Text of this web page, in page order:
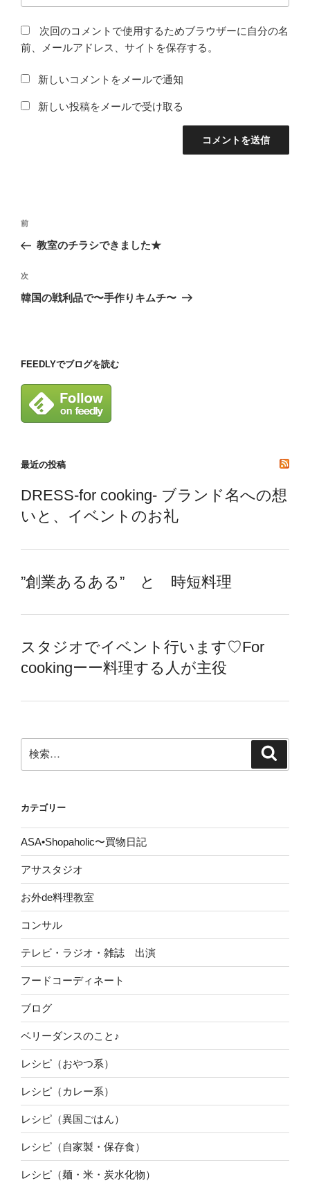
次回のコメントで使用するためブラウザーに自分の名
前、メールアドレス、サイトを保存する。
新しいコメントをメールで通知
新しい投稿をメールで受け取る
投
ナ
ビ
ゲ
ン
前
の
稿
前
教室のチラシできました★
次
の
次
韓国の戦利品で〜手作りキムチ〜
FEEDLYでブログを読む
最近の投稿
DRESS-for cooking- ブランド名への想
いと、イベントのお礼
”創業あるある” と 時短料理
スタジオでイベント行います♡For
cookingーー料理する人が主役
索:
カテゴリー
ASA•Shopaholic〜買物日記
アサスタジオ
お外de料理教室
コンサル
テレビ・ラジオ・雑誌 出演
フードコーディネート
ブログ
ベリーダンスのこと♪
レシピ（おやつ系）
レシピ（カレー系）
レシピ（異国ごはん）
レシピ（自家製・保存食）
レシピ（麺・米・炭水化物）